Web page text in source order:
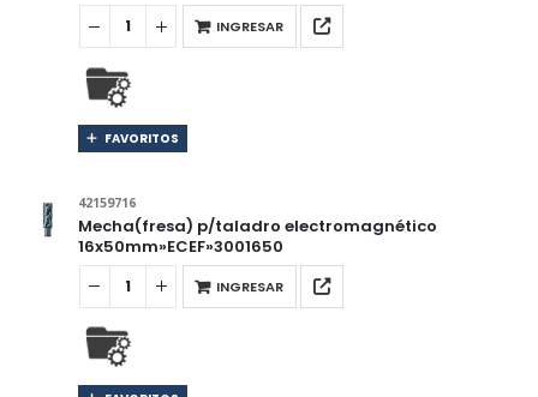
INGRESAR
FAVORITOS
42159716
Mecha(fresa) p/taladro electromagnético
16x50mm»ECEF»3001650
INGRESAR